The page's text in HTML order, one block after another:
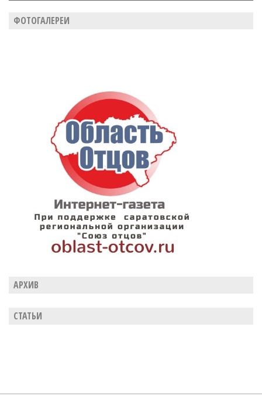
ФОТОГАЛЕРЕИ
АРХИВ
СТАТЬИ